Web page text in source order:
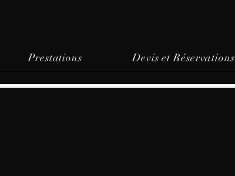
Prestations Devis et Réservations